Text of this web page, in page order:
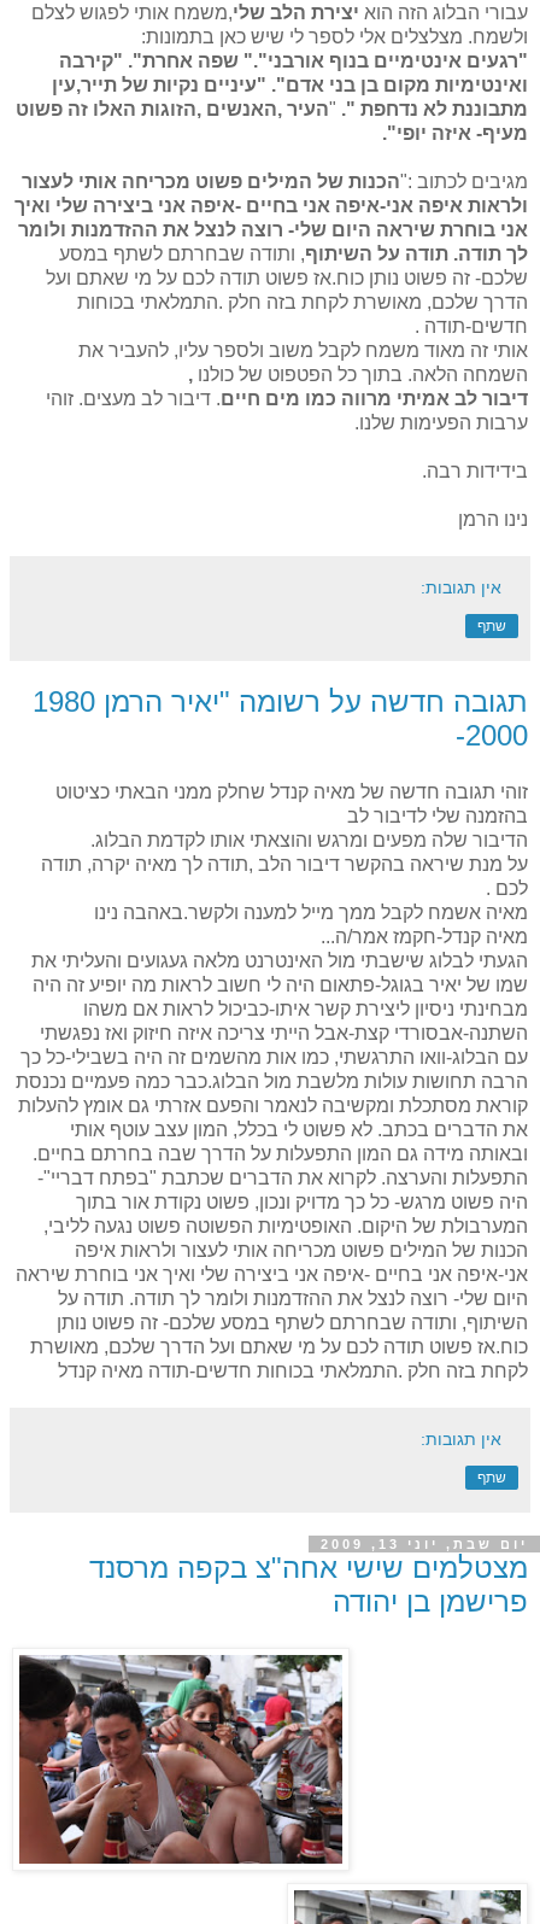
עבורי הבלוג הזה הוא יצירת הלב שלי,משמח אותי לפגוש לצלם
ולשמח. מצלצלים אלי לספר לי שיש כאן בתמונות:
"רגעים אינטימיים בנוף אורבני"." שפה אחרת". "קירבה
ואינטימיות מקום בן בני אדם". "עיניים נקיות של תייר,עין
מתבוננת לא נדחפת ". "העיר ,האנשים ,הזוגות האלו זה פשוט
מעיף- איזה יופי".
מגיבים לכתוב :"הכנות של המילים פשוט מכריחה אותי לעצור
ולראות איפה אני-איפה אני בחיים -איפה אני ביצירה שלי ואיך
אני בוחרת שיראה היום שלי- רוצה לנצל את ההזדמנות ולומר
לך תודה. תודה על השיתוף, ותודה שבחרתם לשתף במסע
שלכם- זה פשוט נותן כוח.אז פשוט תודה לכם על מי שאתם ועל
הדרך שלכם, מאושרת לקחת בזה חלק .התמלאתי בכוחות
חדשים-תודה .
אותי זה מאוד משמח לקבל משוב ולספר עליו, להעביר את
השמחה הלאה. בתוך כל הפטפוט של כולנו ,
דיבור לב אמיתי מרווה כמו מים חיים. דיבור לב מעצים. זוהי
ערבות הפעימות שלנו.
בידידות רבה.
נינו הרמן
אין תגובות:
שתף
תגובה חדשה על רשומה "יאיר הרמן 1980
2000-
זוהי תגובה חדשה של מאיה קנדל שחלק ממני הבאתי כציטוט
בהזמנה שלי לדיבור לב
הדיבור שלה מפעים ומרגש והוצאתי אותו לקדמת הבלוג.
על מנת שיראה בהקשר דיבור הלב ,תודה לך מאיה יקרה, תודה
לכם .
מאיה אשמח לקבל ממך מייל למענה ולקשר.באהבה נינו
מאיה קנדל-חקמז אמר/ה...
הגעתי לבלוג שישבתי מול האינטרנט מלאה געגועים והעליתי את
שמו של יאיר בגוגל-פתאום היה לי חשוב לראות מה יופיע זה היה
מבחינתי ניסיון ליצירת קשר איתו-כביכול לראות אם משהו
השתנה-אבסורדי קצת-אבל הייתי צריכה איזה חיזוק ואז נפגשתי
עם הבלוג-וואו התרגשתי, כמו אות מהשמים זה היה בשבילי-כל כך
הרבה תחושות עולות מלשבת מול הבלוג.כבר כמה פעמיים נכנסת
קוראת מסתכלת ומקשיבה לנאמר והפעם אזרתי גם אומץ להעלות
את הדברים בכתב. לא פשוט לי בכלל, המון עצב עוטף אותי
ובאותה מידה גם המון התפעלות על הדרך שבה בחרתם בחיים.
התפעלות והערצה. לקרוא את הדברים שכתבת "בפתח דבריי"-
היה פשוט מרגש- כל כך מדויק ונכון, פשוט נקודת אור בתוך
המערבולת של היקום. האופטימיות הפשוטה פשוט נגעה לליבי,
הכנות של המילים פשוט מכריחה אותי לעצור ולראות איפה
אני-איפה אני בחיים -איפה אני ביצירה שלי ואיך אני בוחרת שיראה
היום שלי- רוצה לנצל את ההזדמנות ולומר לך תודה. תודה על
השיתוף, ותודה שבחרתם לשתף במסע שלכם- זה פשוט נותן
כוח.אז פשוט תודה לכם על מי שאתם ועל הדרך שלכם, מאושרת
לקחת בזה חלק .התמלאתי בכוחות חדשים-תודה מאיה קנדל
אין תגובות:
שתף
יום שבת, יוני 13, 2009
מצטלמים שישי אחה"צ בקפה מרסנד
פרישמן בן יהודה